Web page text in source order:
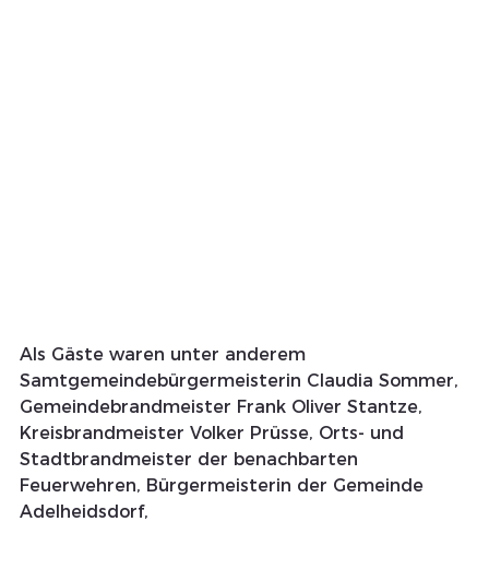
Als Gäste waren unter anderem
Samtgemeindebürgermeisterin Claudia Sommer,
Gemeindebrandmeister Frank Oliver Stantze,
Kreisbrandmeister Volker Prüsse, Orts- und
Stadtbrandmeister der benachbarten
Feuerwehren, Bürgermeisterin der Gemeinde
Adelheidsdorf,